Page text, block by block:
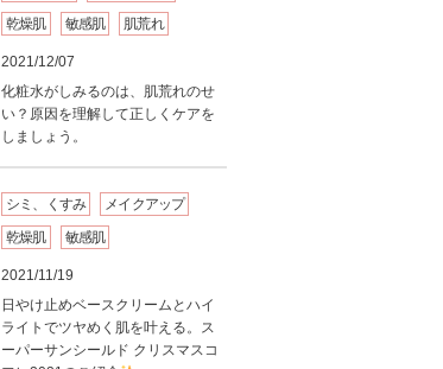
乾燥肌
敏感肌 肌荒れ
2021/12/07
化粧水がしみるのは、肌荒れのせ
い？原因を理解して正しくケアを
しましょう。
シミ、くすみ
メイクアップ
乾燥肌
敏感肌
2021/11/19
日やけ止めベースクリームとハイ
ライトでツヤめく肌を叶える。ス
ーパーサンシールド クリスマスコ